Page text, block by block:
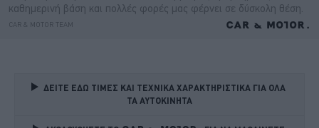
ΔΕΙΤΕ ΕΔΩ ΤΙΜΕΣ ΚΑΙ ΤΕΧΝΙΚΑ ΧΑΡΑΚΤΗΡΙΣΤΙΚΑ ΓΙΑ ΟΛΑ
ΤΑ ΑΥΤΟΚΙΝΗΤΑ